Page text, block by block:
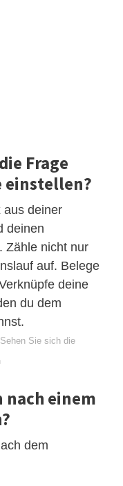
Frage
einstellen?
aus deiner
deinen
Zähle nicht nur
auf. Belege
deine
du dem
Sehen Sie sich die
nach einem
dem